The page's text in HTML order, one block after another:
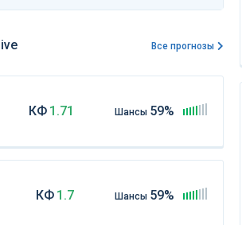
Все прогнозы
КФ 1.71 Шансы 59%
КФ 1.7 Шансы 59%